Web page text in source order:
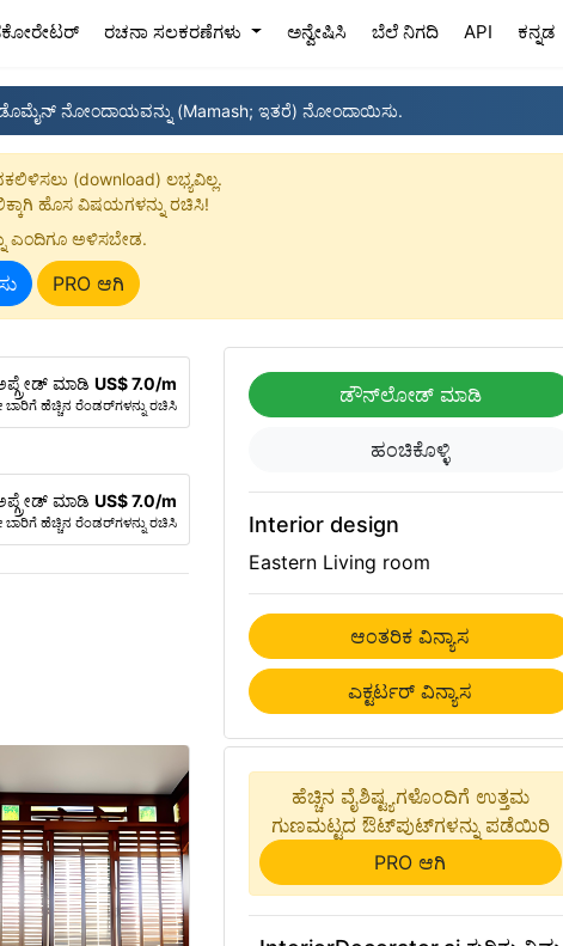
(current)
ರಚನಾ ಸಲಕರಣೆಗಳು ಅನ್ವೇಷಿಸಿ ಬೆಲೆ ನಿಗದಿ API ಕನ್ನಡ
ನೋಂದಾಯವನ್ನು (Mamash; ಇತರೆ) ನೋಂದಾಯಿಸು.
(download) ಲಭ್ಯವಿಲ್ಲ.
ಹೊಸ ವಿಷಯಗಳನ್ನು ರಚಿಸಿ!
ಎಂದಿಗೂ ಅಳಿಸಬೇಡ.
PRO ಆಗಿ
ಮಾಡಿ US$ 7.0/m
ಬಾರಿಗೆ ಹೆಚ್ಚಿನ ರೆಂಡರ್‌ಗಳನ್ನು ರಚಿಸಿ
ಮಾಡಿ US$ 7.0/m
ಬಾರಿಗೆ ಹೆಚ್ಚಿನ ರೆಂಡರ್‌ಗಳನ್ನು ರಚಿಸಿ
ಡೌನ್‌ಲೋಡ್ ಮಾಡಿ
ಹಂಚಿಕೊಳ್ಳಿ
Interior design
Eastern Living room
ಆಂತರಿಕ ವಿನ್ಯಾಸ
ಎಕ್ಟರ್ಟರ್ ವಿನ್ಯಾಸ
ಹೆಚ್ಚಿನ ವೈಶಿಷ್ಟ್ಯಗಳೊಂದಿಗೆ ಉತ್ತಮ
ಗುಣಮಟ್ಟದ ಔಟ್‌ಪುಟ್‌ಗಳನ್ನು ಪಡೆಯಿರಿ
PRO ಆಗಿ